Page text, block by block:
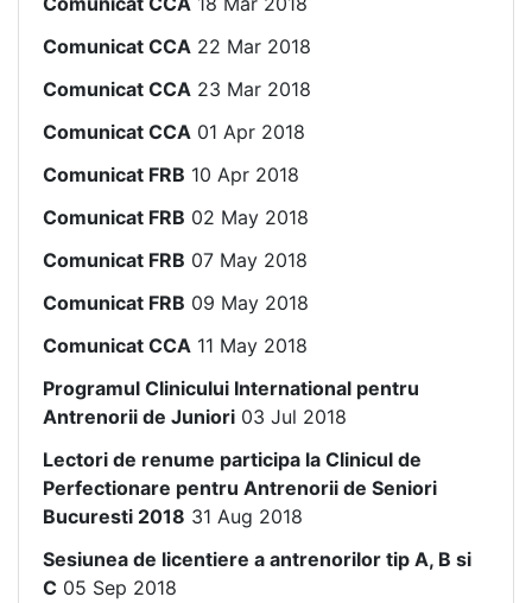
Comunicat CCA 22 Mar 2018
Comunicat CCA 23 Mar 2018
Comunicat CCA 01 Apr 2018
Comunicat FRB 10 Apr 2018
Comunicat FRB 02 May 2018
Comunicat FRB 07 May 2018
Comunicat FRB 09 May 2018
Comunicat CCA 11 May 2018
Programul Clinicului International pentru
Antrenorii de Juniori 03 Jul 2018
Lectori de renume participa la Clinicul de
Perfectionare pentru Antrenorii de Seniori
Bucuresti 2018 31 Aug 2018
Sesiunea de licentiere a antrenorilor tip A, B si
C 05 Sep 2018